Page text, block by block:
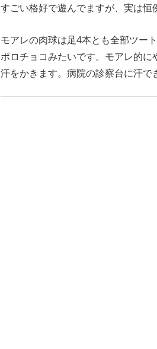
すごい格好で遊んでますが、実は恒
モアレの肉球は足4本とも全部ツー
ポロチョコみたいです。モアレ的
汗をかきます。病院の診察台に汗で